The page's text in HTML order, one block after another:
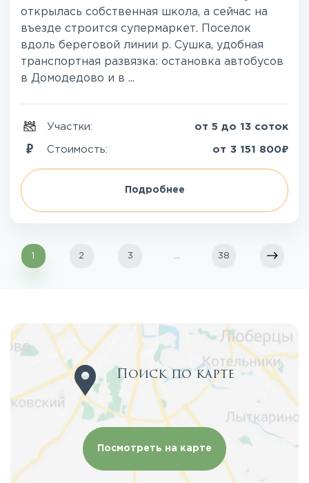
открылась собственная школа, а сейчас на
въезде строится супермаркет. Поселок
вдоль береговой линии р. Сушка, удобная
транспортная развязка: остановка автобусов
в Домодедово и в ...
Участки: от 5 до 13 соток
Стоимость: от 3 151 800₽
Подробнее
1 2 3 38
Поиск по карте
Посмотреть на карте